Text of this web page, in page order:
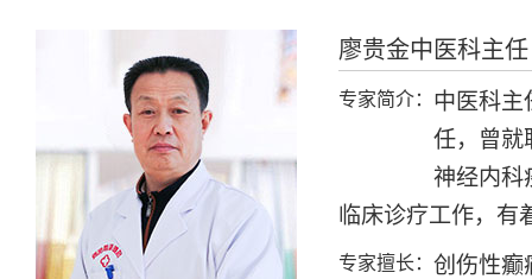
廖贵金中医科主任
专家简介： 中医科主
任，曾就
神经内科
临床诊疗工作，有
专家擅长： 创伤性癫